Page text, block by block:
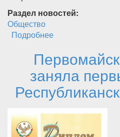
Раздел новостей:
Общество
Подробнее
заняла